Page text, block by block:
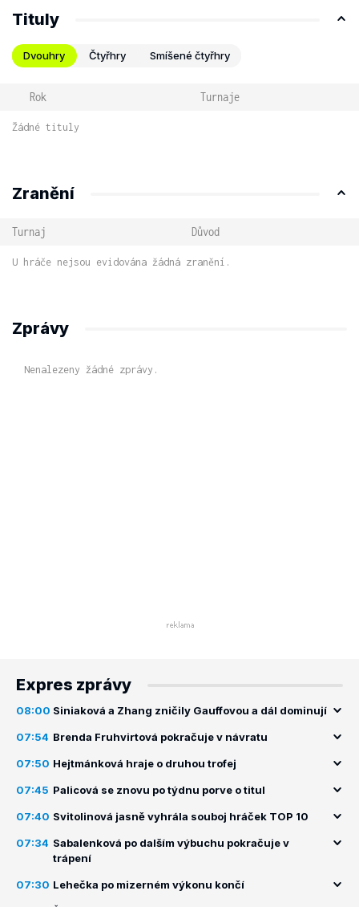
Tituly
Dvouhry Čtyřhry Smíšené čtyřhry
Rok Turnaje
Žádné tituly
Zranění
Turnaj Důvod
U hráče nejsou evidována žádná zranění.
Zprávy
Nenalezeny žádné zprávy.
Expres zprávy
08:00 Siniaková a Zhang zničily Gauffovou a dál dominují
07:54 Brenda Fruhvirtová pokračuje v návratu
07:50 Hejtmánková hraje o druhou trofej
07:45 Palicová se znovu po týdnu porve o titul
07:40 Svitolinová jasně vyhrála souboj hráček TOP 10
07:34 Sabalenková po dalším výbuchu pokračuje v
trápení
07:30 Lehečka po mizerném výkonu končí